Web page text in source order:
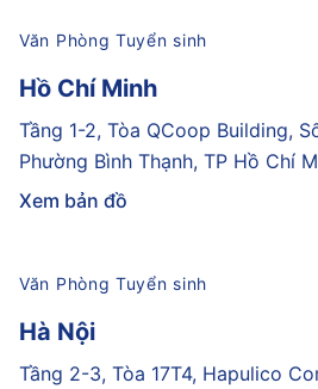
Văn Phòng Tuyển sinh
Hồ Chí Minh
Tầng 1-2, Tòa QCoop Building,
Phường Bình Thạnh, TP Hồ Chí
Xem bản đồ
Văn Phòng Tuyển sinh
Hà Nội
Tầng 2-3, Tòa 17T4, Hapulico